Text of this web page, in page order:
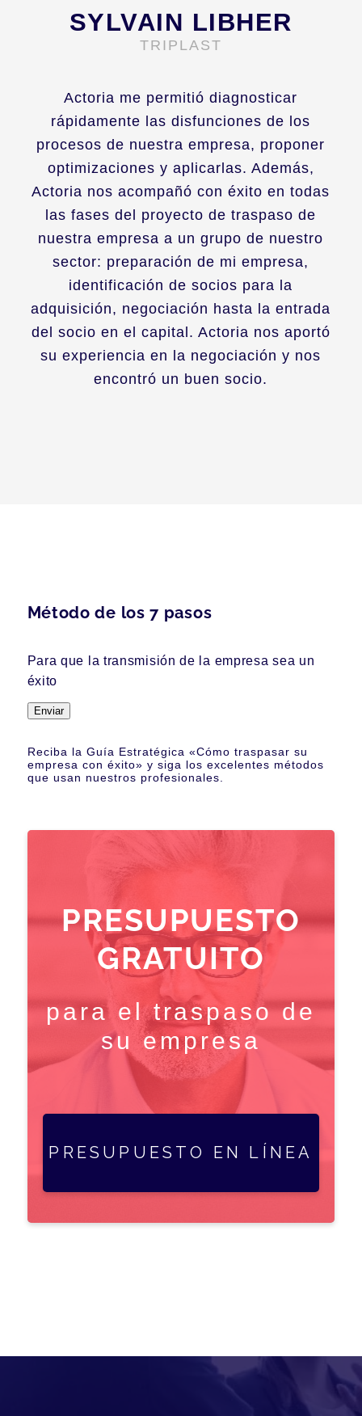
Actoria me permitió diagnosticar
rápidamente las disfunciones de los
procesos de nuestra empresa, proponer
optimizaciones y aplicarlas. Además,
Actoria nos acompañó con éxito en todas
las fases del proyecto de traspaso de
nuestra empresa a un grupo de nuestro
sector: preparación de mi empresa,
identificación de socios para la
adquisición, negociación hasta la entrada
del socio en el capital. Actoria nos aportó
su experiencia en la negociación y nos
encontró un buen socio.
SYLVAIN LIBHER
TRIPLAST
Método de los 7 pasos
Para que la transmisión de la empresa sea un
éxito
Enviar
Reciba la Guía Estratégica «Cómo traspasar su
empresa con éxito» y siga los excelentes métodos
que usan nuestros profesionales.
PRESUPUESTO
GRATUITO
para el traspaso de
su empresa
PRESUPUESTO EN LÍNEA